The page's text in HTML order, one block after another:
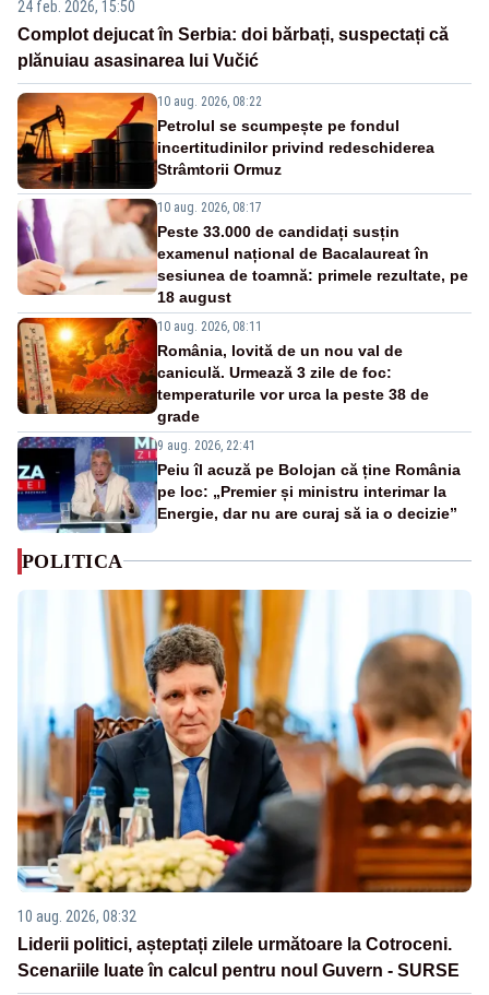
24 feb. 2026, 15:50
Complot dejucat în Serbia: doi bărbați, suspectați că
plănuiau asasinarea lui Vučić
10 aug. 2026, 08:22
Petrolul se scumpește pe fondul
incertitudinilor privind redeschiderea
Strâmtorii Ormuz
10 aug. 2026, 08:17
Peste 33.000 de candidați susțin
examenul național de Bacalaureat în
sesiunea de toamnă: primele rezultate, pe
18 august
10 aug. 2026, 08:11
România, lovită de un nou val de
caniculă. Urmează 3 zile de foc:
temperaturile vor urca la peste 38 de
grade
9 aug. 2026, 22:41
Peiu îl acuză pe Bolojan că ține România
pe loc: „Premier și ministru interimar la
Energie, dar nu are curaj să ia o decizie”
POLITICA
10 aug. 2026, 08:32
Liderii politici, așteptați zilele următoare la Cotroceni.
Scenariile luate în calcul pentru noul Guvern - SURSE